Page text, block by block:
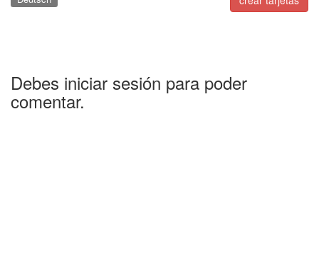
Debes iniciar sesión para poder
comentar.